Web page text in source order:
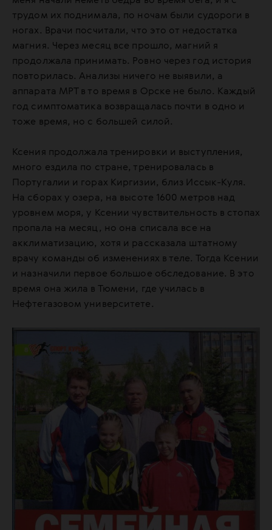
трудом их поднимала, по ночам были судороги в
ногах. Врачи посчитали, что это от недостатка
магния. Через месяц все прошло, магний я
продолжала принимать. Ровно через год история
повторилась. Анализы ничего не выявили, а
аппарата МРТ в то время в Орске не было. Каждый
год симптоматика возвращалась почти в одно и
тоже время, но с большей силой.
Ксения продолжала тренировки и выступления,
много ездила по стране, тренировалась в
Португалии и горах Киргизии, близ Иссык-Куля.
На сборах у озера, на высоте 1600 метров над
уровнем моря, у Ксении чувствительность в стопах
пропала на месяц, но она списала все на
акклиматизацию, хотя и рассказала штатному
врачу команды об изменениях в теле. Тогда Ксении
и назначили первое большое обследование. В это
время она жила в Тюмени, где училась в
Нефтегазовом университете.